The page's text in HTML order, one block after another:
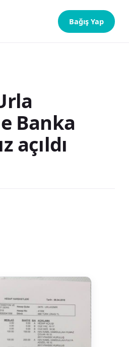
Bağış Yap
Banka
açıldı